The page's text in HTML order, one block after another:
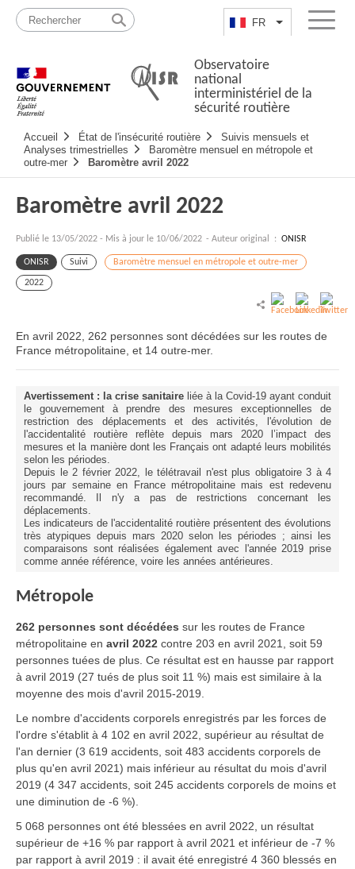
Passer
contenu
FR Lister lesMenu
Observatoire
national
interministériel de la
sécurité routière
principale
Accueil État de l'insécurité routière
Suivis mensuels et
Analyses trimestrielles
Baromètre mensuel en métropole et
outre-mer
Baromètre avril 2022
Baromètre avril 2022
Publié le 13/05/2022 - Mis à jour le 10/06/2022 - Auteur original : ONISR
ONISR Suivi Baromètre mensuel en métropole et outre-mer
2022
En avril 2022, 262 personnes sont décédées sur les routes de
France métropolitaine, et 14 outre-mer.
Avertissement : la crise sanitaire liée à la Covid-19 ayant conduit
le gouvernement à prendre des mesures exceptionnelles de
restriction des déplacements et des activités, l'évolution de
l'accidentalité routière reflète depuis mars 2020 l’impact des
mesures et la manière dont les Français ont adapté leurs mobilités
selon les périodes.
Depuis le 2 février 2022, le télétravail n'est plus obligatoire 3 à 4
jours par semaine en France métropolitaine mais est redevenu
recommandé. Il n'y a pas de restrictions concernant les
déplacements.
Les indicateurs de l'accidentalité routière présentent des évolutions
très atypiques depuis mars 2020 selon les périodes ; ainsi les
comparaisons sont réalisées également avec l'année 2019 prise
comme année référence, voire les années antérieures.
Métropole
262 personnes sont décédées sur les routes de France
métropolitaine en avril 2022 contre 203 en avril 2021, soit 59
personnes tuées de plus. Ce résultat est en hausse par rapport
à avril 2019 (27 tués de plus soit 11 %) mais est similaire à la
moyenne des mois d'avril 2015-2019.
Le nombre d'accidents corporels enregistrés par les forces de
l'ordre s'établit à 4 102 en avril 2022, supérieur au résultat de
l'an dernier (3 619 accidents, soit 483 accidents corporels de
plus qu'en avril 2021) mais inférieur au résultat du mois d'avril
2019 (4 347 accidents, soit 245 accidents corporels de moins et
une diminution de -6 %).
5 068 personnes ont été blessées en avril 2022, un résultat
supérieur de +16 % par rapport à avril 2021 et inférieur de -7 %
par rapport à avril 2019 : il avait été enregistré 4 360 blessés en